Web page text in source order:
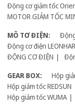
Động cơ giảm tốc
MOTOR GIẢM TỐC
MÔ TƠ ĐIỆN:
Động cơ điện
ĐỘNG CƠ ĐIỆN
GEAR BOX:
Hộp
Hộp giảm tốc REDSUN
Hộp giảm tốc WUMA